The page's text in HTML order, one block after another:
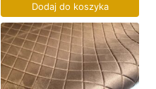
Dodaj do koszyka